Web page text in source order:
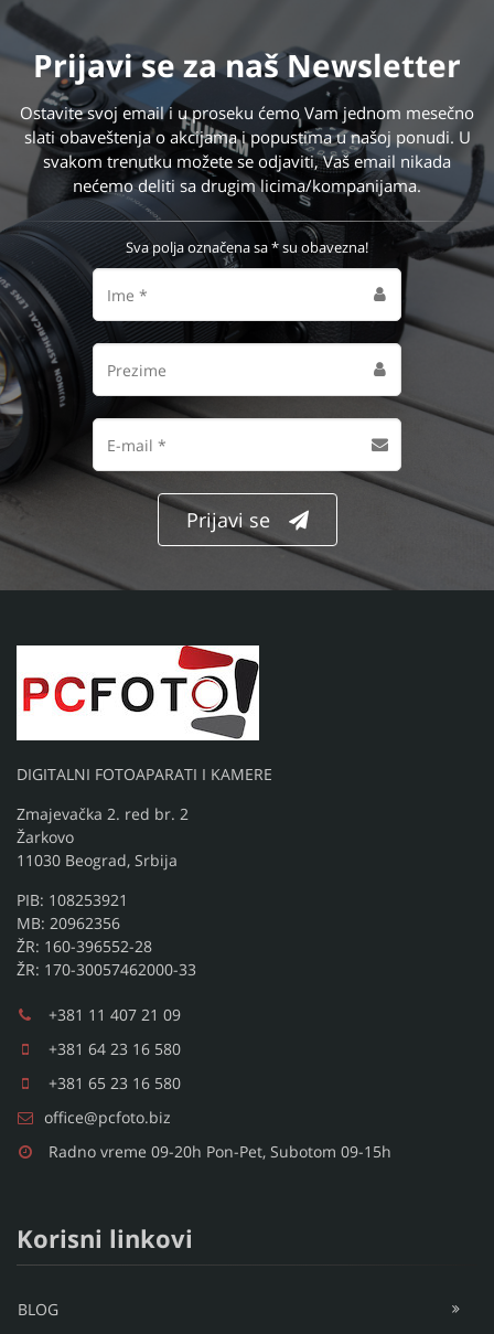
Prijavi seza naš Newsletter
Ostavite svoj email i u proseku ćemo Vam jednom mesečno
slati obaveštenja o akcijama i popustima u našoj ponudi. U
svakom trenutku možete se odjaviti, Vaš email nikada
nećemo deliti sa drugim licima/kompanijama.
Sva polja označena sa * su obavezna!
Prijavi se
DIGITALNI FOTOAPARATI I KAMERE
Zmajevačka 2. red br. 2
Žarkovo
11030 Beograd, Srbija
PIB: 108253921
MB: 20962356
ŽR: 160-396552-28
ŽR: 170-30057462000-33
+381 11 407 21 09
+381 64 23 16 580
+381 65 23 16 580
office@pcfoto.biz
Radno vreme 09-20h Pon-Pet, Subotom 09-15h
Korisni linkovi
BLOG